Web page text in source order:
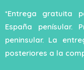
*Entrega gratuita
España penísular.
peninsular. La
posteriores a la